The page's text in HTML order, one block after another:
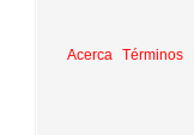
Acerca Términos